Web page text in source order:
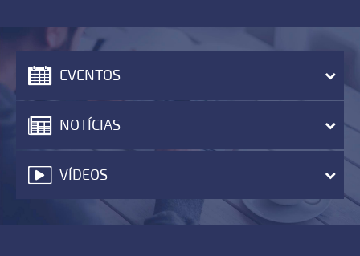
EVENTOS
NOTÍCIAS
VÍDEOS